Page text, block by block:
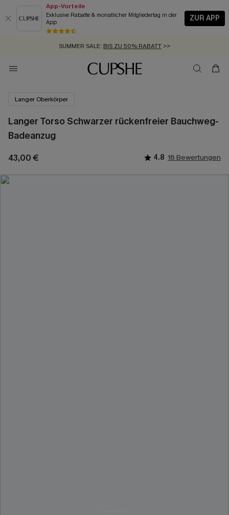
App-Vorteile
Exklusive Rabatte & monatlicher Mitgliedertag in der
App
ZUR APP
GRATIS MASSBAND MIT JEDEM SCHNELLVERSAND-ARTIKEL >>
SUMMER SALE: BIS ZU 50% RABATT >>
ZUM NEWSLETTER:BIS ZU -20% EXTRA ERHALTEN
KOSTENLOSER VERSAND AB 89 €
Langer Oberkörper
Langer Torso Schwarzer rückenfreier Bauchweg-
Badeanzug
43,00 € 4.8 18 Bewertungen